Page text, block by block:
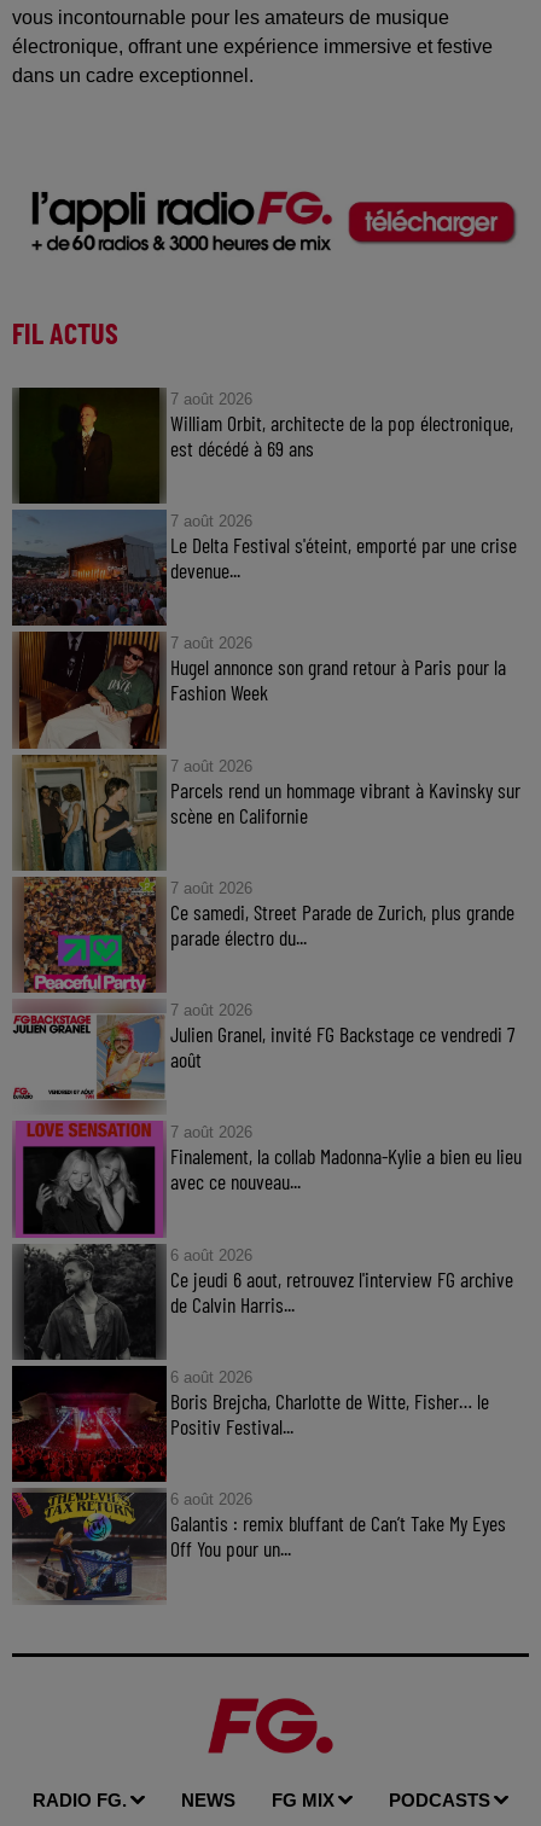
vous incontournable pour les amateurs de musique
électronique, offrant une expérience immersive et festive
dans un cadre exceptionnel.
FIL ACTUS
7 août 2026
William Orbit, architecte de la pop électronique,
est décédé à 69 ans
7 août 2026
Le Delta Festival s'éteint, emporté par une crise
devenue...
7 août 2026
Hugel annonce son grand retour à Paris pour la
Fashion Week
7 août 2026
Parcels rend un hommage vibrant à Kavinsky sur
scène en Californie
7 août 2026
Ce samedi, Street Parade de Zurich, plus grande
parade électro du...
7 août 2026
Julien Granel, invité FG Backstage ce vendredi 7
août
7 août 2026
Finalement, la collab Madonna-Kylie a bien eu lieu
avec ce nouveau...
6 août 2026
Ce jeudi 6 aout, retrouvez l'interview FG archive
de Calvin Harris...
6 août 2026
Boris Brejcha, Charlotte de Witte, Fisher… le
Positiv Festival...
6 août 2026
Galantis : remix bluffant de Can’t Take My Eyes
Off You pour un...
RADIO FG. NEWS FG MIX PODCASTS